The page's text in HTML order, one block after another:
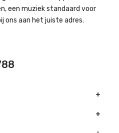
een muziek standaard voor
ons aan het juiste adres.